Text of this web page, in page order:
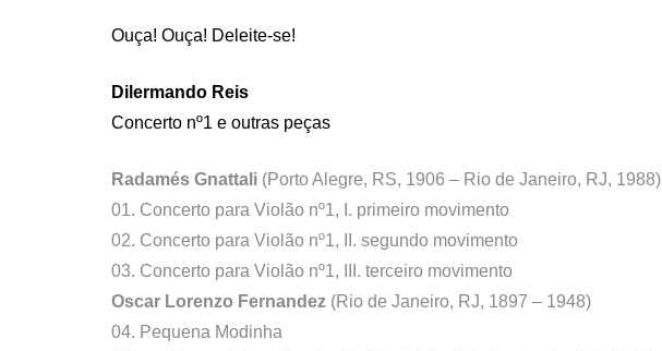
Ouça! Ouça! Deleite-se!
Dilermando Reis
Concerto nº1 e outras peças
Radamés Gnattali (Porto Alegre, RS, 1906 – Rio de Janeiro, RJ, 1988)
01. Concerto para Violão nº1, I. primeiro movimento
02. Concerto para Violão nº1, II. segundo movimento
03. Concerto para Violão nº1, III. terceiro movimento
Oscar Lorenzo Fernandez (Rio de Janeiro, RJ, 1897 – 1948)
04. Pequena Modinha